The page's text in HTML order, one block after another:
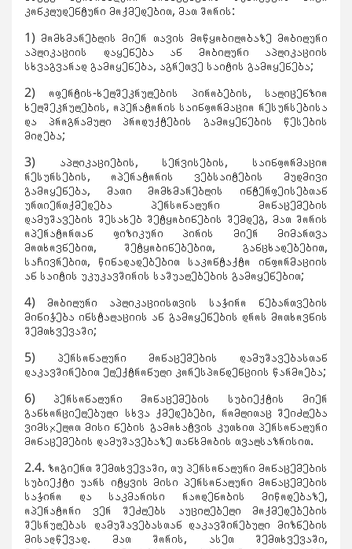
კონკლუდენტური მოქმედებით, მათ შორის:
1) მომხმარებლის მიერ თავის მოწყობილობაზე მობილური
აპლიკაციის დაყენება ან მობილური აპლიკაციის
სხვაგვარად გამოყენება, აგრეთვე საიტის გამოყენება;
2) ოფერტის-ხელშეკრულების პირობების, სალიცენზიო
ხელშეკრულების, ოპერატორის საინფორმაციო რესურსებისა
და პროგრამული პროდუქტების გამოყენების წესების
მიღება;
3) აპლიკაციების, სერვისების, საინფორმაციო
რესურსების, ოპერატორის ვებსაიტების მუდმივი
გამოყენება, მათი მომხმარებლის ინტერფეისებთან
ურთიერთქმედება პერსონალური მონაცემების
დამუშავების შესახებ შეტყობინების შემდეგ, მათ შორის
ოპერატორთან ფიზიკური პირის მიერ მიმართვა
მოთხოვნებით, შეტყობინებებით, განცხადებებით,
საჩივრებით, წინადადებებით საკონტაქტო ინფორმაციის
ან საიტის უკუკავშირის საშუალებების გამოყენებით;
4) მობილური აპლიკაციისთვის საჭირო ნებართვების
მინიჭება ინსტალაციის ან გამოყენების დროს მოთხოვნის
შემთხვევაში;
5) პერსონალური მონაცემების დამუშავებასთან
დაკავშირებით ელექტრონული კორესპონდენციის წარმოება;
6) პერსონალური მონაცემების სუბიექტის მიერ
განხორციელებული სხვა ქმედებები, რომლითაც შეიძლება
ვიმსჯელოთ მისი ნების გამოხატვის კუთხით პერსონალური
მონაცემების დამუშავებაზე თანხმობის თვალსაზრისით.
2.4. ზოგიერთ შემთხვევაში, თუ პერსონალური მონაცემების
სუბიექტი უარს იტყვის მისი პერსონალური მონაცემების
საჭირო და საკმარისი რაოდენობის მიწოდებაზე,
ოპერატორი ვერ შეძლებს აუცილებელი მოქმედებების
შესრულებას დამუშავებასთან დაკავშირებული მიზნების
მისაღწევად. მათ შორის, ასეთ შემთხვევაში,